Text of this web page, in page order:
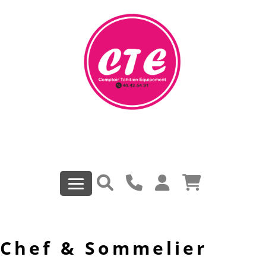
Chef & Sommelier